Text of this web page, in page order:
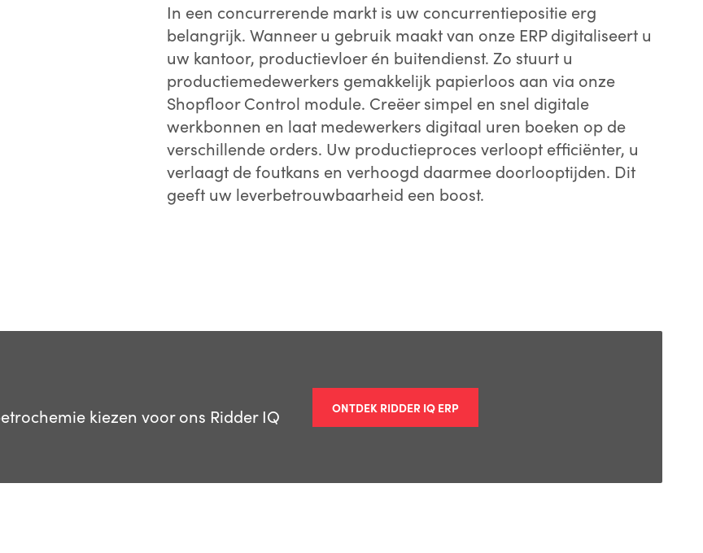
In een concurrerende markt is uw concurrentiepositie erg
belangrijk. Wanneer u gebruik maakt van onze ERP digitaliseert u
uw kantoor, productievloer én buitendienst. Zo stuurt u
productiemedewerkers gemakkelijk papierloos aan via onze
Shopfloor Control module. Creëer simpel en snel digitale
werkbonnen en laat medewerkers digitaal uren boeken op de
verschillende orders. Uw productieproces verloopt efficiënter, u
verlaagt de foutkans en verhoogd daarmee doorlooptijden. Dit
geeft uw leverbetrouwbaarheid een boost.
kiezen voor ons Ridder IQ
ONTDEK RIDDER IQ ERP